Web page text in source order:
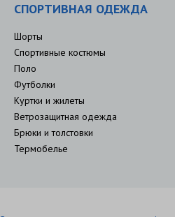
СПОРТИВНАЯ ОДЕЖДА
Шорты
Спортивные костюмы
Поло
Футболки
Куртки и жилеты
Ветрозащитная одежда
Брюки и толстовки
Термобелье